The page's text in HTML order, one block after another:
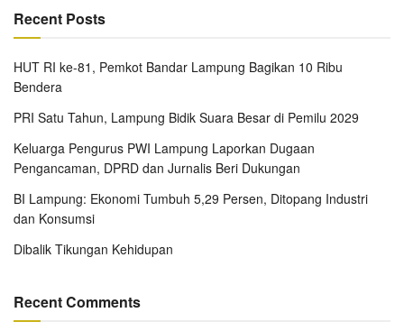
Recent Posts
HUT RI ke-81, Pemkot Bandar Lampung Bagikan 10 Ribu
Bendera
PRI Satu Tahun, Lampung Bidik Suara Besar di Pemilu 2029
Keluarga Pengurus PWI Lampung Laporkan Dugaan
Pengancaman, DPRD dan Jurnalis Beri Dukungan
BI Lampung: Ekonomi Tumbuh 5,29 Persen, Ditopang Industri
dan Konsumsi
Dibalik Tikungan Kehidupan
Recent Comments